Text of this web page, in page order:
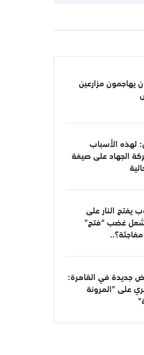
يهاجمون مزارعين
لهذه الأسباب
الجهاد على صيغة
يفتح النار على
غضب “فتح”
جديدة في القاهرة:
على "المرونة